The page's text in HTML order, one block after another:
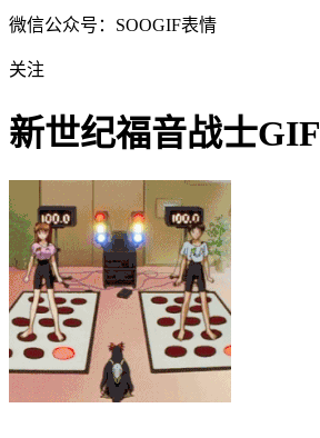
微信公众号：SOOGIF表情
关注
新世纪福音战士GIF